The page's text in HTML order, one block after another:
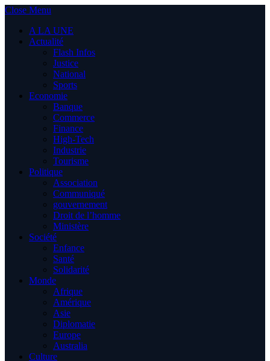
Close Menu
A LA UNE
Actualité
Flash Infos
Justice
National
Sports
Economie
Banque
Commerce
Finance
High-Tech
Industrie
Tourisme
Politique
Association
Communiqué
gouvernement
Droit de l’homme
Ministère
Société
Enfance
Santé
Solidarité
Monde
Afrique
Amérique
Asie
Diplomatie
Europe
Australia
Culture